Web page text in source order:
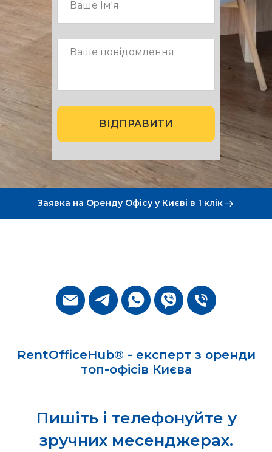
ВІДПРАВИТИ
Заявка на Оренду Офісу у Києві в 1 клік
RentOfficeHub® - експерт з оренди
топ-офісів Києва
Пишіть і телефонуйте у
зручних месенджерах.